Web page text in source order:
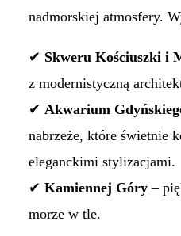
nadmorskiej atmosfery.
✔ Skweru Kościuszki i
z modernistyczną
✔ Akwarium
nabrzeże, które świetnie
eleganckimi stylizacjami.
✔ Kamiennej Góry–
morze w tle.